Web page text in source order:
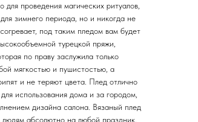
проведения магических ритуалов,
зимнего периода, но и никогда не
под таким пледом вам будет
турецкой пряжи,
по праву заслужила только
мягкостью и пушистостью, а
и не теряют цвета. Плед отлично
использования дома и за городом,
дизайна салона. Вязаный плед
абсолютно на любой праздник.